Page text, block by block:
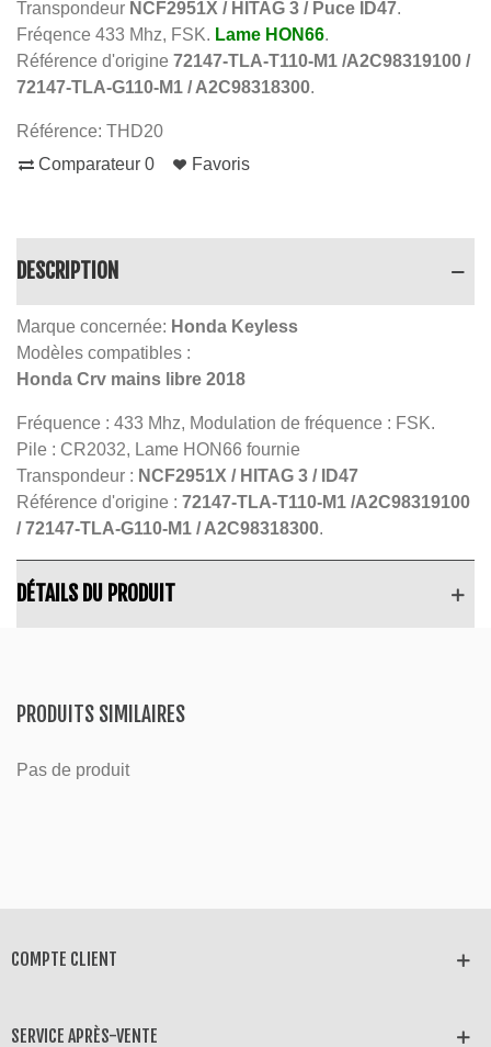
Transpondeur NCF2951X / HITAG 3 / Puce ID47.
Fréqence 433 Mhz, FSK. Lame HON66.
Référence d'origine 72147-TLA-T110-M1 /A2C98319100 /
72147-TLA-G110-M1 / A2C98318300.
Référence: THD20
Comparateur 0 Favoris
DESCRIPTION
Marque concernée: Honda Keyless
Modèles compatibles :
Honda Crv mains libre 2018
Fréquence : 433 Mhz, Modulation de fréquence : FSK.
Pile : CR2032, Lame HON66 fournie
Transpondeur : NCF2951X / HITAG 3 / ID47
Référence d'origine : 72147-TLA-T110-M1 /A2C98319100
/ 72147-TLA-G110-M1 / A2C98318300.
DÉTAILS DU PRODUIT
PRODUITS SIMILAIRES
Pas de produit
COMPTE CLIENT
SERVICE APRÈS-VENTE